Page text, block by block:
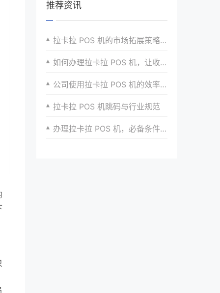
推荐资讯
拉卡拉 POS 机的市场拓展策略与实践案例
如何办理拉卡拉 POS 机，让收款更便捷
公司使用拉卡拉 POS 机的效率提升
拉卡拉 POS 机跳码与行业规范
办理拉卡拉 POS 机，必备条件与流程详解